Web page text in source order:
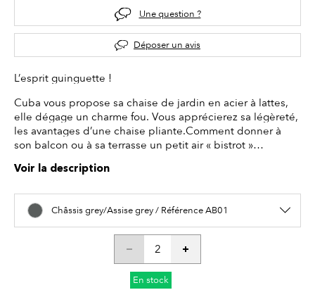
Une question ?
Déposer un avis
L’esprit guinguette !
Cuba vous propose sa chaise de jardin en acier à lattes,
elle dégage un charme fou. Vous apprécierez sa légèreté,
les avantages d’une chaise pliante.Comment donner à
son balcon ou à sa terrasse un petit air « bistrot »…
Voir la description
Châssis grey/Assise grey / Référence AB01
En stock